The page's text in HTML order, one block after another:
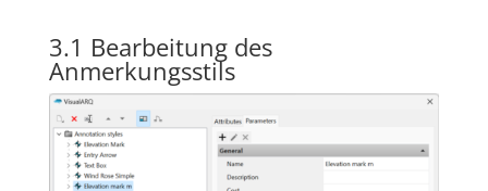
3.1 Bearbeitung des
Anmerkungsstils